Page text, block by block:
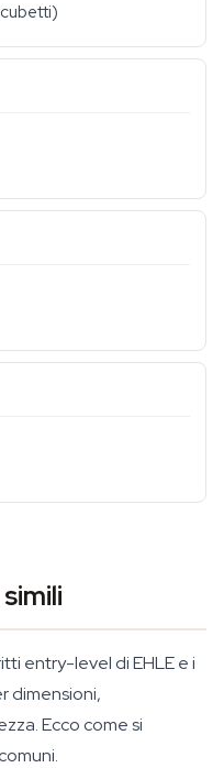
entry-level di EHLE e i
dimensioni,
Ecco come si